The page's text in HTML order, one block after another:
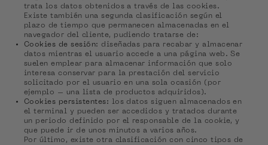
trata los datos obtenidos a través de las cookies.
Existe también una segunda clasificación según el
plazo de tiempo que permanecen almacenadas en el
navegador del cliente, pudiendo tratarse de:
Cookies de sesión: diseñadas para recabar y almacenar
datos mientras el usuario accede a una página web. Se
suelen emplear para almacenar información que solo
interesa conservar para la prestación del servicio
solicitado por el usuario en una sola ocasión (por
ejemplo – una lista de productos adquiridos).
Cookies persistentes: los datos siguen almacenados en
el terminal y pueden ser accedidos y tratados durante
un periodo definido por el responsable de la cookie, y
que puede ir de unos minutos a varios años.
Por último, existe otra clasificación con cinco tipos de